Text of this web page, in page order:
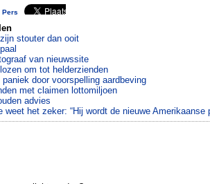
Pers
stouter dan ooit
van nieuwssite
om tot helderzienden
paniek door voorspelling aardbeving
met claimen lottomiljoen
advies
weet het zeker: “Hij wordt de nieuwe Amerikaanse